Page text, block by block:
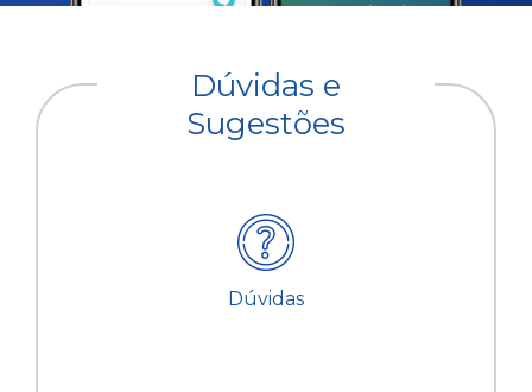
Dúvidas e
Sugestões
Dúvidas